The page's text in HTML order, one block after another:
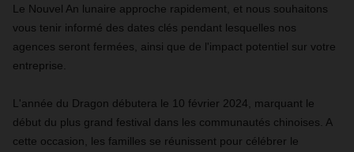
Le Nouvel An lunaire approche rapidement, et nous souhaitons
vous tenir informé des dates clés pendant lesquelles nos
agences seront fermées, ainsi que de l'impact potentiel sur votre
entreprise.
L'année du Dragon débutera le 10 février 2024, marquant le
début du plus grand festival dans les communautés chinoises. A
cette occasion, les familles se réunissent pour célébrer le